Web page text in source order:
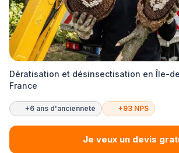
Dératisation et désinsectisation en Île-
France
+6 ans d'ancienneté +93 NPS
Je veux un devis